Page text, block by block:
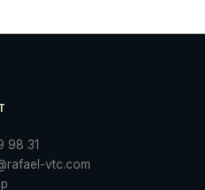
98 31
vtc.com